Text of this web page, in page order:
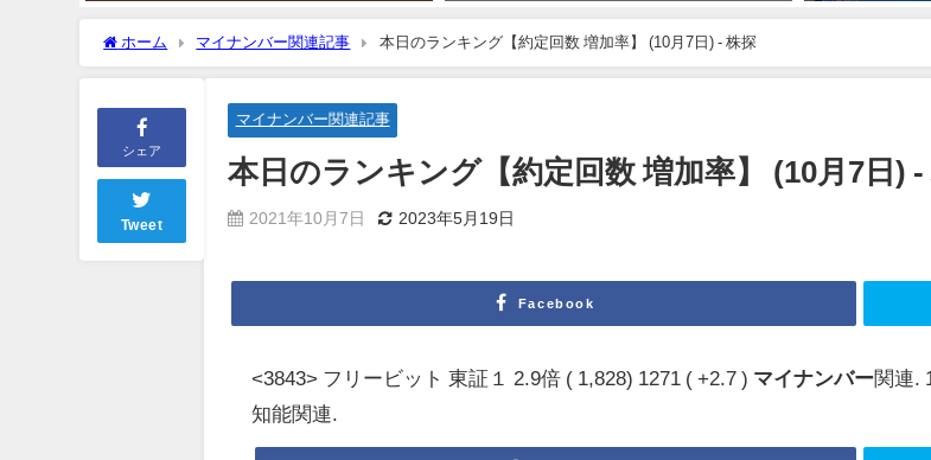
ホーム マイナンバー関連記事 本日のランキング【約定回数 増加率】 (10月7日) - 株探
シェア
Tweet
マイナンバー関連記事
本日のランキング【約定回数 増加率】 (10月7日) -
2021年10月7日 2023年5月19日
Facebook
<3843> フリービット 東証１ 2.9倍 ( 1,828) 1271 ( +2.7 ) マイナンバー関連.
知能関連.